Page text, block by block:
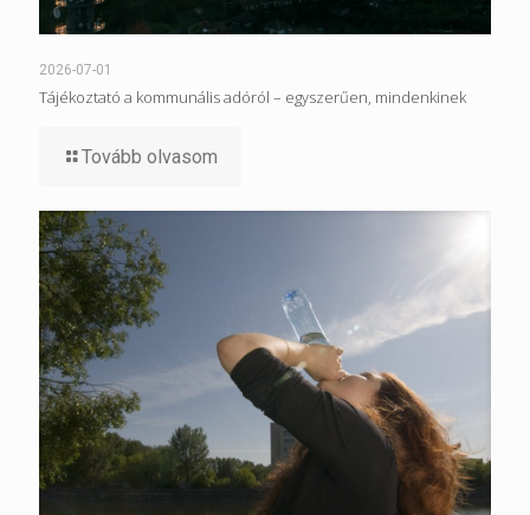
2026-07-01
Tájékoztató a kommunális adóról – egyszerűen, mindenkinek
Tovább olvasom